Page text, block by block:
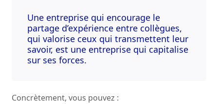
Une entreprise qui encourage le
partage d’expérience entre collègues,
qui valorise ceux qui transmettent leur
savoir, est une entreprise qui capitalise
sur ses forces.
Concrètement, vous pouvez :